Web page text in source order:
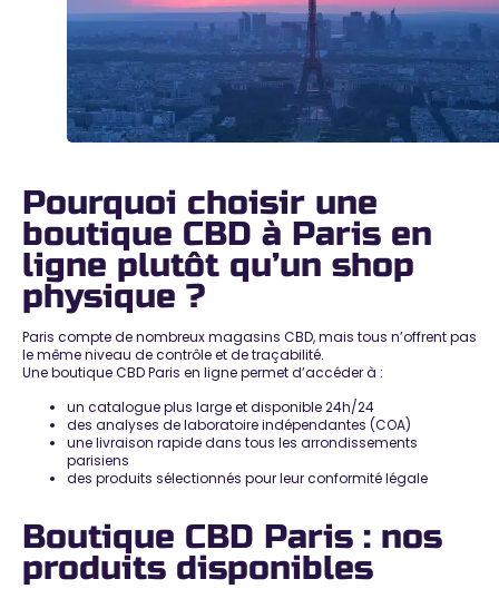
Pourquoi choisir une
boutique CBD à Paris en
ligne plutôt qu’un shop
physique ?
Paris compte de nombreux magasins CBD, mais tous n’offrent pas
le même niveau de contrôle et de traçabilité.
Uneboutique CBD Paris en lignepermet d’accéder à :
un catalogue plus large et disponible 24h/24
des analyses de laboratoire indépendantes (COA)
une livraison rapide dans tous les arrondissements
parisiens
des produits sélectionnés pour leur conformité légale
Boutique CBD Paris : nos
produits disponibles